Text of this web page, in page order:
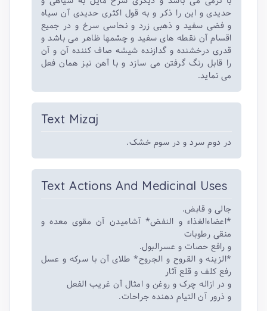
حدیدی و این را ذکر و به قول اکثری حدیدی آن سیاه
و فضی سفید و ذهبی زرد و نحاسی سرخ و در جمیع
اقسام آن نقطه های سفید و چشمها ظاهر می باشد و
قدری درخشنده و گدازنده شیشه صاف کننده آن و آن
را قابل رنگ گرفتن می سازد و با آهن نیز همان فعل
می نماید.
Text Mizaj
در دوم سرد و در سوم خشک.
Text Actions And Medicinal Uses
جالی و قابض.
*اعضاءالغذاء و النفض* آشامیدن آن مقوی معده و
منقی رطوبات
و رافع حصات و عسرالبول.
*الزینه و القروح و الجروح* طلای آن با سرکه و عسل
رفع کلف و قلع آثار
و در ازاله چرک و روغن و امثال آن غریب الفعل
و ذرور آن التیام دهنده جراحات.